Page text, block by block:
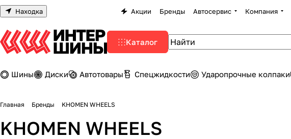
Находка Акции Бренды Автосервис Компания
Каталог
Шины Диски Автотовары Спецжидкости Ударопрочные колпаки
Главная Бренды KHOMEN WHEELS
KHOMEN WHEELS